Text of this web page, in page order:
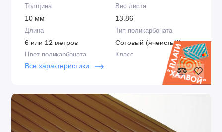
Толщина
10 мм
Вес листа
13.86
Длина
6 или 12 метров
Тип поликарбоната
Сотовый (ячеистый)
Цвет поликарбоната
Бронза
Класс
Структура
2R
Срок эксплуатации
7-8 лет
Производитель Защита от ультрафиолета
Все характеристики